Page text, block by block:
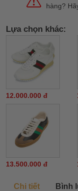
hàng?
Lựa chọn khác:
12.000.000 đ
13.500.000 đ
Chi tiết Bình